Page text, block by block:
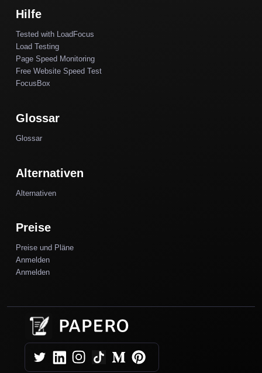
Hilfe
Tested with LoadFocus
Load Testing
Page Speed Monitoring
Free Website Speed Test
FocusBox
Glossar
Glossar
Alternativen
Alternativen
Preise
Preise und Pläne
Anmelden
Anmelden